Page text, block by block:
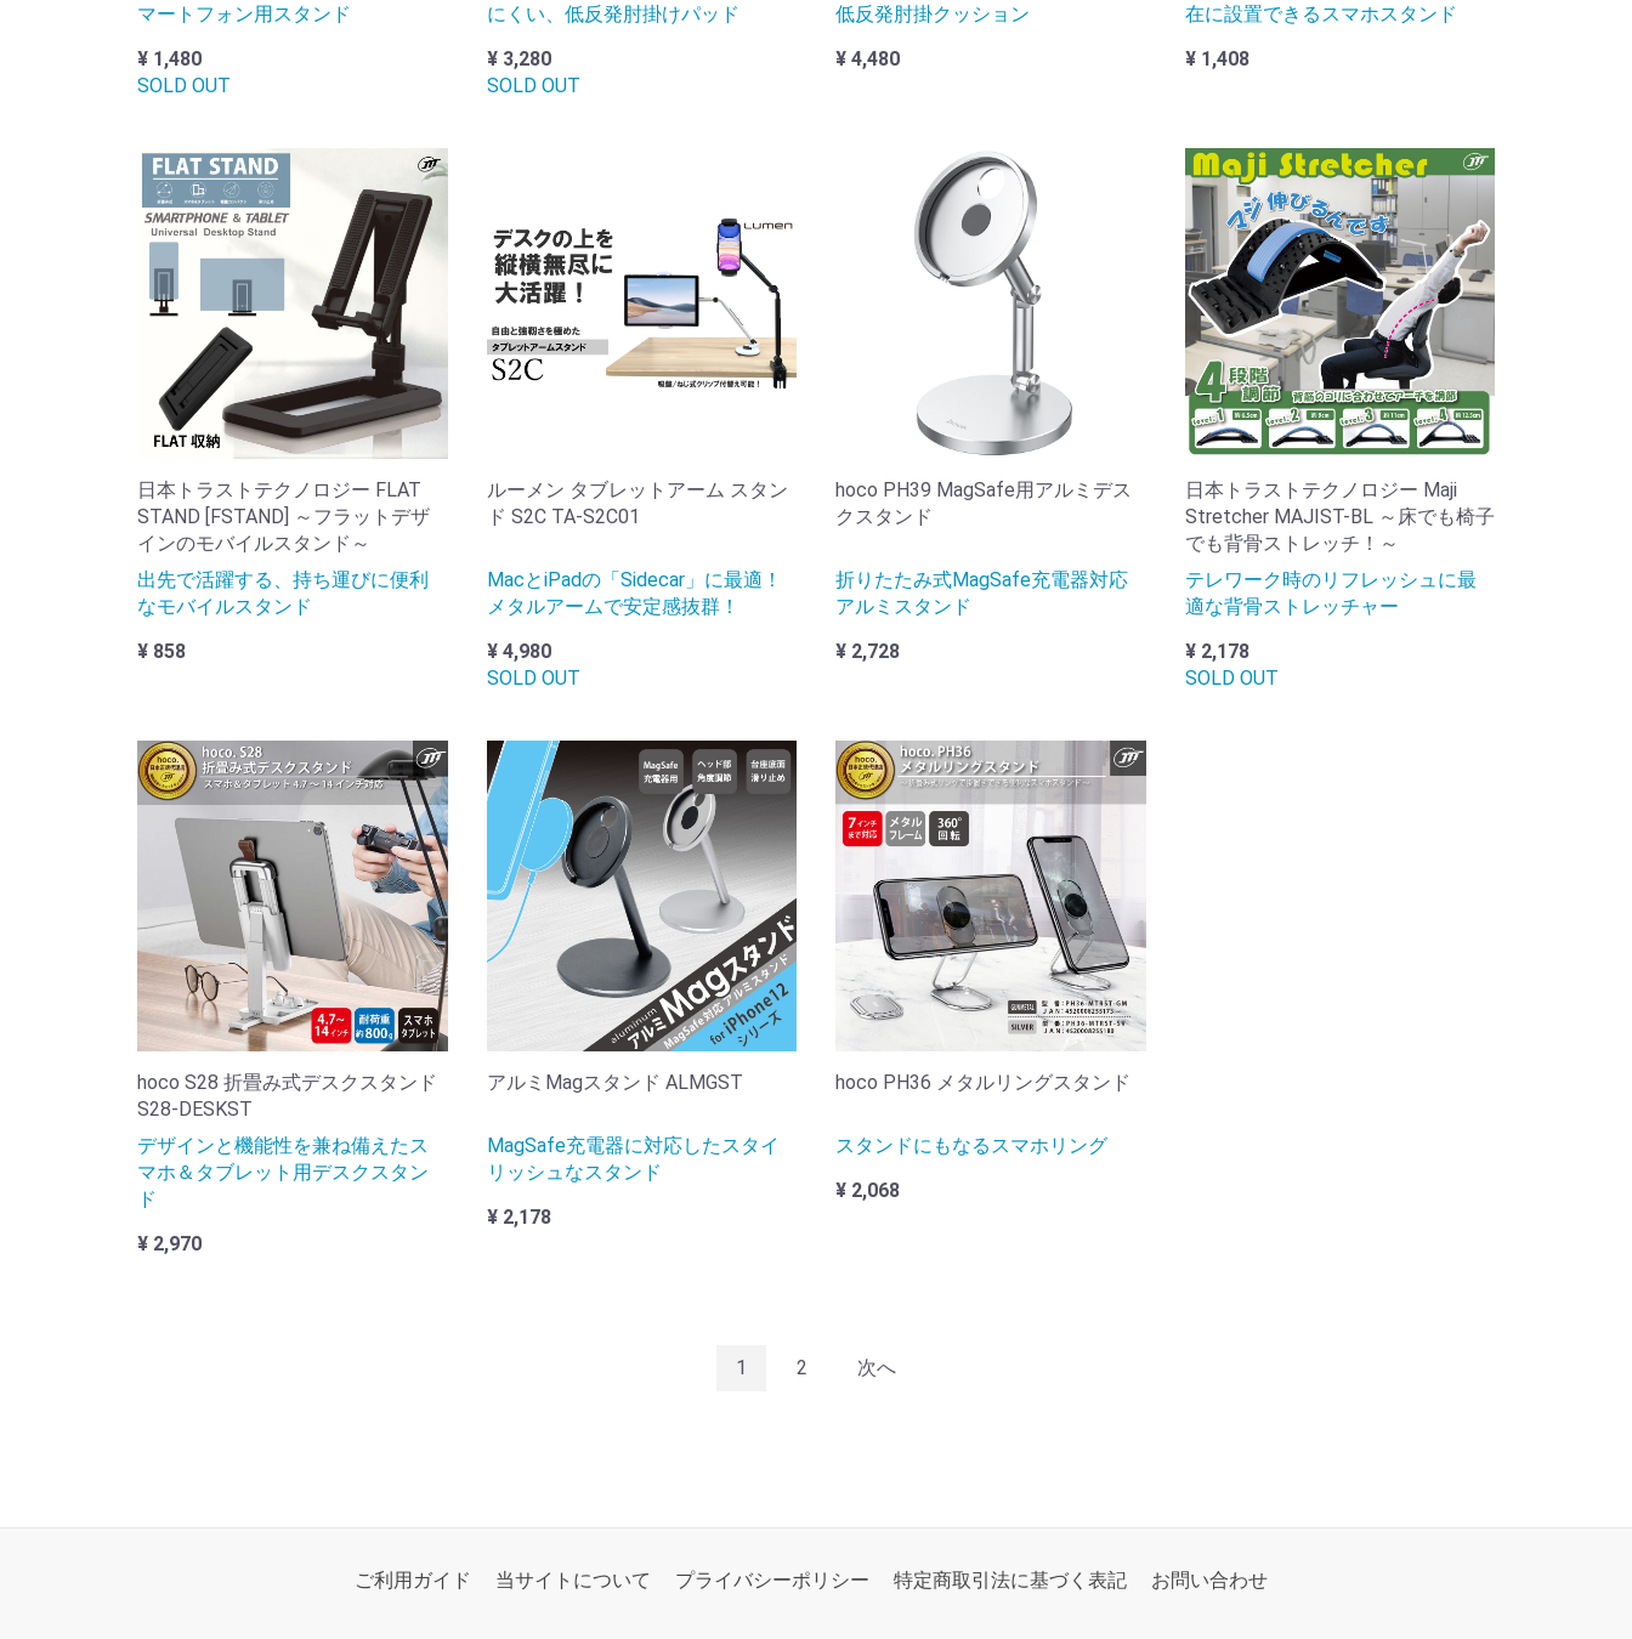
マートフォン用スタンド
¥ 1,480
SOLD OUT
にくい、低反発肘掛けパッド
¥ 3,280
SOLD OUT
低反発肘掛クッション
¥ 4,480
在に設置できるスマホスタンド
¥ 1,408
日本トラストテクノロジー FLAT
STAND [FSTAND] ～フラットデザ
インのモバイルスタンド～
出先で活躍する、持ち運びに便利
なモバイルスタンド
¥ 858
ルーメン タブレットアーム スタン
ド S2C TA-S2C01
MacとiPadの「Sidecar」に最適！
メタルアームで安定感抜群！
¥ 4,980
SOLD OUT
hoco PH39 MagSafe用アルミデス
クスタンド
折りたたみ式MagSafe充電器対応
アルミスタンド
¥ 2,728
日本トラストテクノロジー Maji
Stretcher MAJIST-BL ～床でも椅子
でも背骨ストレッチ！～
テレワーク時のリフレッシュに最
適な背骨ストレッチャー
¥ 2,178
SOLD OUT
hoco S28 折畳み式デスクスタンド
S28-DESKST
デザインと機能性を兼ね備えたス
マホ＆タブレット用デスクスタン
ド
¥ 2,970
アルミMagスタンド ALMGST
MagSafe充電器に対応したスタイ
リッシュなスタンド
¥ 2,178
hoco PH36 メタルリングスタンド
スタンドにもなるスマホリング
¥ 2,068
1 2 次へ
ご利用ガイド 当サイトについて プライバシーポリシー 特定商取引法に基づく表記 お問い合わせ